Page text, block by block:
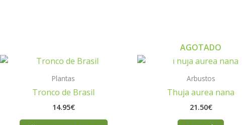
Plantas
Tronco de Brasil
14.95€
AGOTADO
Arbustos
Thuja aurea nana
21.50€